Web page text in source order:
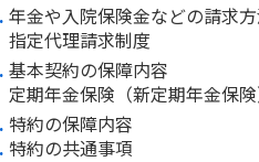
年金や入院保険金などの請求
指定代理請求制度
基本契約の保障内容
定期年金保険（新定期年金保険
特約の保障内容
特約の共通事項